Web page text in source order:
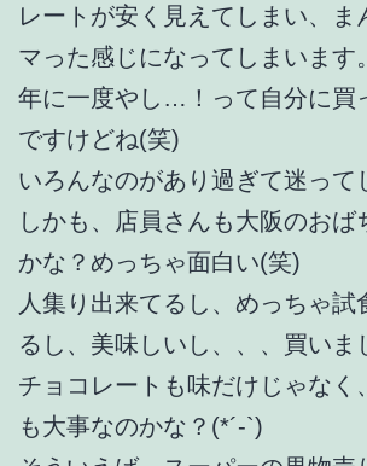
レートが安く見えてしまい、ま
マった感じになってしまいます。
年に一度やし…！って自分に買
ですけどね(笑)
いろんなのがあり過ぎて迷って
しかも、店員さんも大阪のおば
かな？めっちゃ面白い(笑)
人集り出来てるし、めっちゃ試
るし、美味しいし、、、買いま
チョコレートも味だけじゃなく
も大事なのかな？(*´-`)